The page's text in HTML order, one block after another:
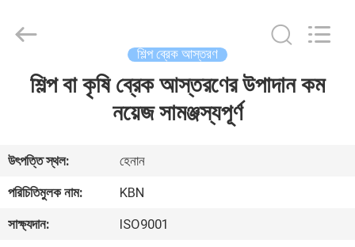
বাড়ি
আমাদের
সম্পর্কে
Reserved.
শিল্প ব্রেক আস্তরণ
শিল্প বা কৃষি ব্রেক আস্তরণের উপাদান কম
নয়েজ সামঞ্জস্যপূর্ণ
উৎপত্তি স্থল:
হেনান
পরিচিতিমুলক নাম:
KBN
সাক্ষ্যদান:
ISO9001